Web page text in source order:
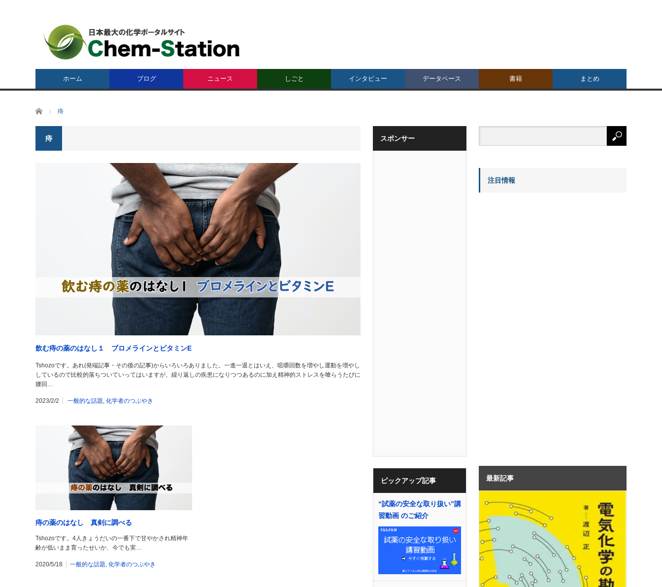
ホーム ブログ ニュース しごと インタビュー データベース 書籍 まとめ
ホーム 痔
痔
飲む痔の薬のはなし１ ブロメラインとビタミンE
Tshozoです。あれ(発端記事・その後の記事)からいろいろありました。一進一退とはいえ、咀嚼回数を増やし運動を増やし
しているので比較的落ちついていってはいますが、繰り返しの疾患になりつつあるのに加え精神的ストレスを喰らうたびに
腰回…
2023/2/2 一般的な話題, 化学者のつぶやき
痔の薬のはなし 真剣に調べる
Tshozoです。4人きょうだいの一番下で甘やかされ精神年
齢が低いまま育ったせいか、今でも実…
2020/5/18 一般的な話題, 化学者のつぶやき
スポンサー
ピックアップ記事
“試薬の安全な取り扱い”講
習動画 のご紹介
注目情報
最新記事